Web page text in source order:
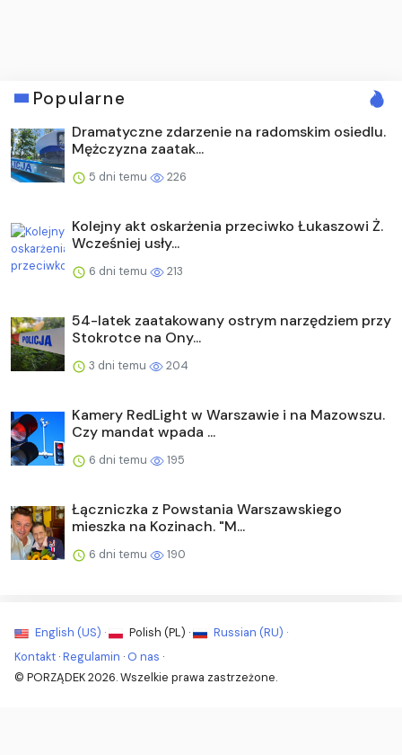
Popularne
Dramatyczne zdarzenie na radomskim osiedlu.
Mężczyzna zaatak...
5 dni temu 226
Kolejny akt oskarżenia przeciwko Łukaszowi Ż.
Wcześniej usły...
6 dni temu 213
54-latek zaatakowany ostrym narzędziem przy
Stokrotce na Ony...
3 dni temu 204
Kamery RedLight w Warszawie i na Mazowszu.
Czy mandat wpada ...
6 dni temu 195
Łączniczka z Powstania Warszawskiego
mieszka na Kozinach. "M...
6 dni temu 190
English (US) · Polish (PL) ·
Russian (RU) ·
Kontakt ·Regulamin · O nas ·
© PORZĄDEK 2026. Wszelkie prawa zastrzeżone.